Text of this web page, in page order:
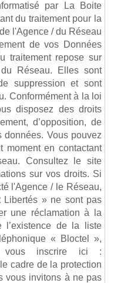
par La Boite
du traitement pour la
l'Agence / du Réseau
de vos Données
traitement repose sur
Réseau. Elles sont
suppression et sont
Conformément à la loi
disposez des droits
d’opposition, de
Vous pouvez
moment en contactant
Consultez le site
sur vos droits. Si
l'Agence / le Réseau,
Libertés » ne sont pas
une réclamation à la
l’existence de la liste
« Bloctel »,
vous inscrire ici :
cadre de la protection
vous invitons à ne pas